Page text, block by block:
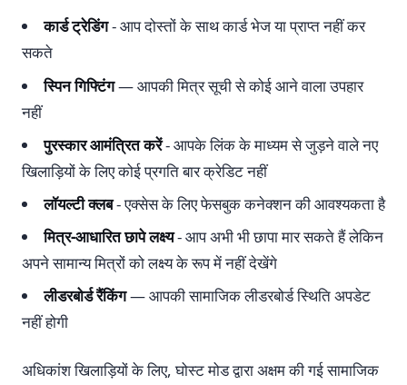
कार्ड ट्रेडिंग- आप दोस्तों के साथ कार्ड भेज या प्राप्त नहीं कर
सकते
स्पिन गिफ्टिंग— आपकी मित्र सूची से कोई आने वाला उपहार
नहीं
पुरस्कार आमंत्रित करें- आपके लिंक के माध्यम से जुड़ने वाले नए
खिलाड़ियों के लिए कोई प्रगति बार क्रेडिट नहीं
लॉयल्टी क्लब- एक्सेस के लिए फेसबुक कनेक्शन की आवश्यकता है
मित्र-आधारित छापे लक्ष्य- आप अभी भी छापा मार सकते हैं लेकिन
अपने सामान्य मित्रों को लक्ष्य के रूप में नहीं देखेंगे
लीडरबोर्ड रैंकिंग— आपकी सामाजिक लीडरबोर्ड स्थिति अपडेट
नहीं होगी
अधिकांश खिलाड़ियों के लिए, घोस्ट मोड द्वारा अक्षम की गई सामाजिक